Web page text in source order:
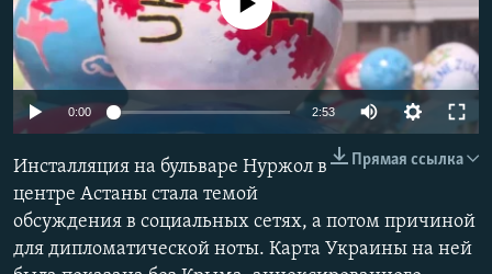
No media source currently available
0:00 2:53
Прямая ссылка
Инсталляция на бульваре Нуржол в
центре Астаны стала темой
обсуждения в социальных сетях, а потом причиной
для дипломатической ноты. Карта Украины на ней